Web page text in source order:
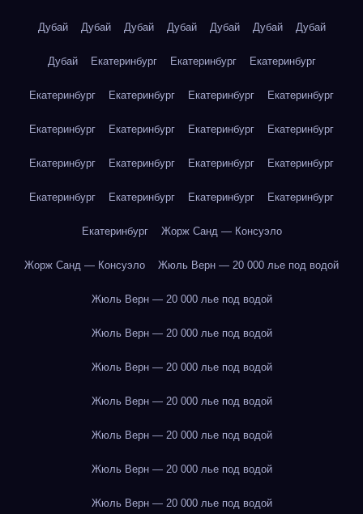
Дубай Дубай Дубай Дубай Дубай Дубай Дубай
Дубай Екатеринбург Екатеринбург Екатеринбург
Екатеринбург Екатеринбург Екатеринбург Екатеринбург
Екатеринбург Екатеринбург Екатеринбург Екатеринбург
Екатеринбург Екатеринбург Екатеринбург Екатеринбург
Екатеринбург Екатеринбург Екатеринбург Екатеринбург
Екатеринбург Жорж Санд — Консуэло
Жорж Санд — Консуэло Жюль Верн — 20 000 лье под водой
Жюль Верн — 20 000 лье под водой
Жюль Верн — 20 000 лье под водой
Жюль Верн — 20 000 лье под водой
Жюль Верн — 20 000 лье под водой
Жюль Верн — 20 000 лье под водой
Жюль Верн — 20 000 лье под водой
Жюль Верн — 20 000 лье под водой